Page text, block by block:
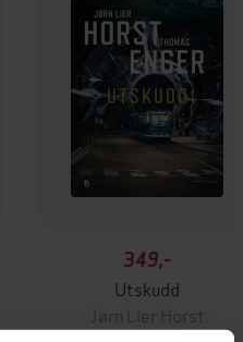
349,-
Utskudd
Jørn Lier Horst